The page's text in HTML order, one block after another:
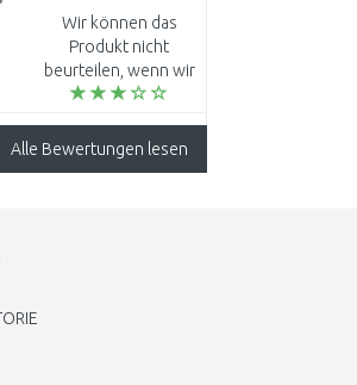
38,6 x 17 x 28,7 cm
dunkelgrau 03615-
308
Wir können das
Produkt nicht
beurteilen, wenn wir
es noch nicht
Alle Bewertungen lesen